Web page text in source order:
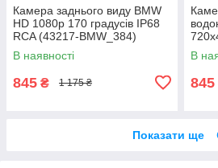
Камера заднього виду BMW
HD 1080p 170 градусів IP68
RCA (43217-BMW_384)
В наявності
845 ₴ 1 175 ₴
В
845
Показати ще